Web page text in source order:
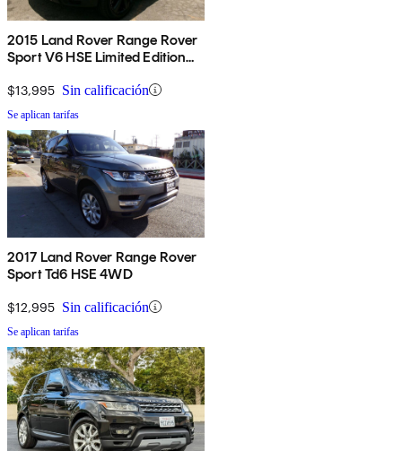
2015 Land Rover Range Rover
Sport V6 HSE Limited Edition
$13,995 Sin calificación
Se aplican tarifas
2017 Land Rover Range Rover
Sport Td6 HSE 4WD
$12,995 Sin calificación
Se aplican tarifas